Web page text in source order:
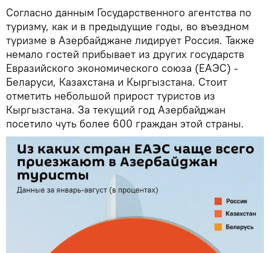
Согласно данным Государственного агентства по
туризму, как и в предыдущие годы, во въездном
туризме в Азербайджане лидирует Россия. Также
немало гостей прибывает из других государств
Евразийского экономического союза (ЕАЭС) -
Беларуси, Казахстана и Кыргызстана. Стоит
отметить небольшой прирост туристов из
Кыргызстана. За текущий год Азербайджан
посетило чуть более 600 граждан этой страны.